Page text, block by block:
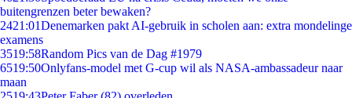
buitengrenzen beter bewaken?
2421:01Denemarken pakt AI-gebruik in scholen aan: extra mondelinge
examens
3519:58Random Pics van de Dag #1979
6519:50Onlyfans-model met G-cup wil als NASA-ambassadeur naar
maan